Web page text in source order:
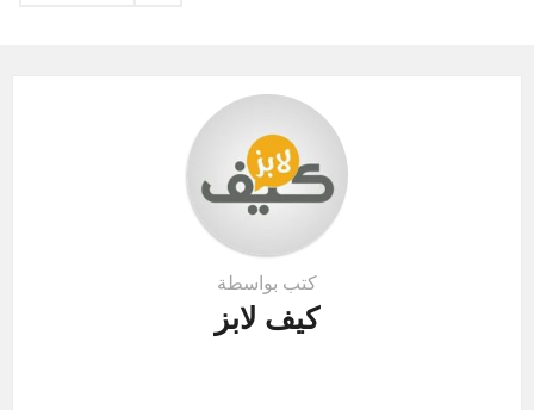
كتب بواسطة
كيف لابز